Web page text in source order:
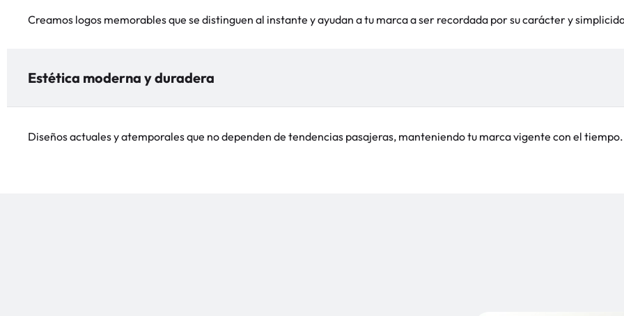
Creamos logos memorables que se distinguen al instante y ayudan a tu marca a ser recordada por su carácter y
Estética moderna y duradera
Diseños actuales y atemporales que no dependen de tendencias pasajeras, manteniendo tu marca vigente con el tiempo.